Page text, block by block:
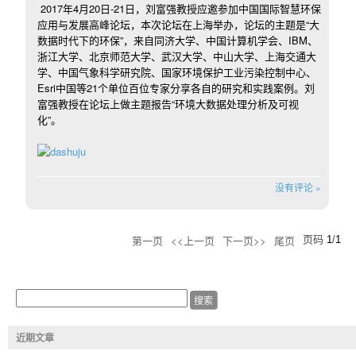
2017年4月20日-21日，刘富强教授应邀参加中国国际智慧环保
应用与发展高峰论坛，本次论坛在上海举办，论坛的主题是“大
数据时代下的环保”，来自同济大学、中国计算机学会、IBM、
浙江大学、北京师范大学、武汉大学、中山大学、上海交通大
学、中国气象科学研究院、国家环境保护工业污染控制中心、
Esri中国等21个单位百位专家分享各自的研究和实践案例。刘
富强教授在论坛上做主题报告“环境大数据处理分析及可视
化”。
没有评论 »
第一页 <<上一页 下一页>> 尾页 页码 1/1
近期文章